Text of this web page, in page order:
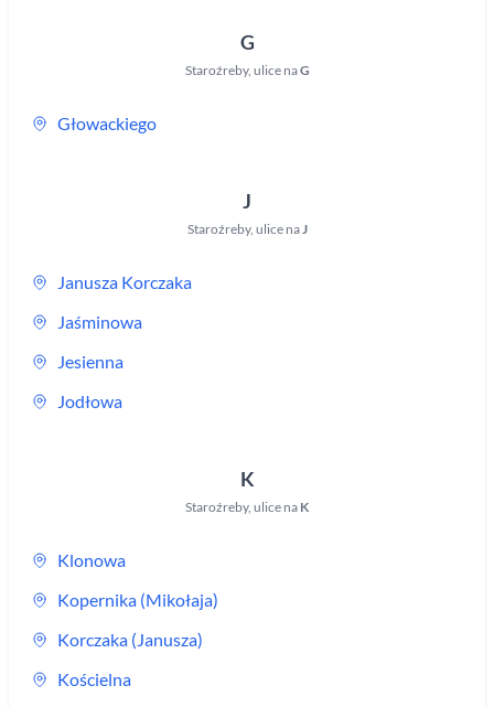
G
Staroźreby, ulice naG
Głowackiego
J
Staroźreby, ulice naJ
Janusza Korczaka
Jaśminowa
Jesienna
Jodłowa
K
Staroźreby, ulice na K
Klonowa
Kopernika (Mikołaja)
Korczaka (Janusza)
Kościelna